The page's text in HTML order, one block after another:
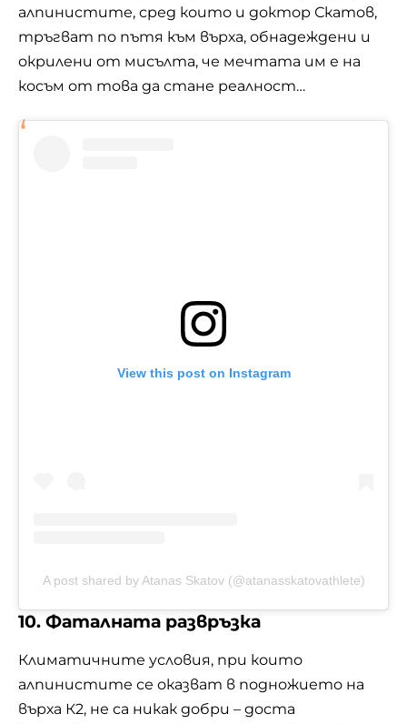
алпинистите, сред които и доктор Скатов,
тръгват по пътя към върха, обнадеждени и
окрилени от мисълта, че мечтата им е на
косъм от това да стане реалност…
View this post on Instagram
A post shared by Atanas Skatov (@atanasskatovathlete)
10. Фаталната развръзка
Климатичните условия, при които
алпинистите се оказват в подножието на
върха К2, не са никак добри – доста